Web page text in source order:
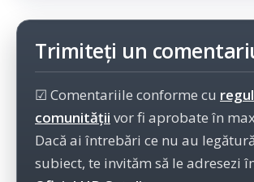
Trimiteți un
☑ Comentariile conforme cu
comunității vor fi aprobate în
Dacă ai întrebări ce nu au
subiect, te invităm să le adresezi